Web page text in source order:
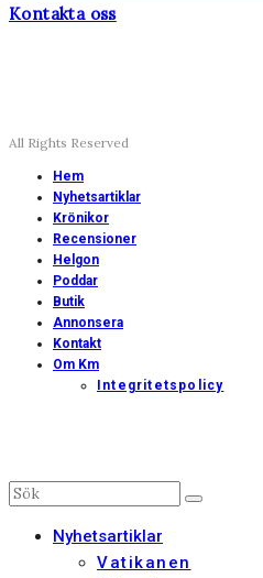
Kontakta oss
All Rights Reserved
Hem
Nyhetsartiklar
Krönikor
Recensioner
Helgon
Poddar
Butik
Annonsera
Kontakt
Om Km
Integritetspolicy
Nyhetsartiklar
Vatikanen